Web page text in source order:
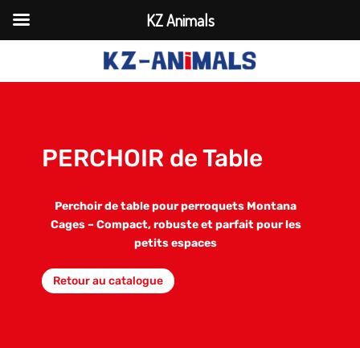
PERCHOIR de Table
Perchoir de table pour perroquets Montana
Cages – Compact, robuste et parfait pour les
petits espaces
Retour au catalogue
KZ Animals